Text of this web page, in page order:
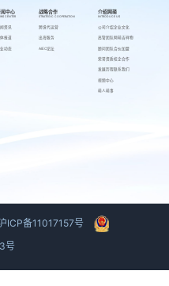
闻中心
CENTER
资讯
报道
动态
战略合作
STRATEGIC COOPERATION
跨境代运营
出海服务
AIEC论坛
介绍网萌
INTRODUCE US
公司介绍
高管团队
顾问团队
荣誉资质
发展历程
视频中心
萌人萌事
企业文化
网萌吉祥物
合伙加盟
校企合作
联系我们
ICP备11017157号
号